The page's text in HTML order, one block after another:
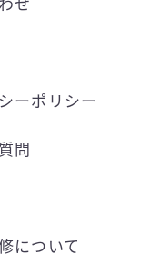
ーポリシー
問
について